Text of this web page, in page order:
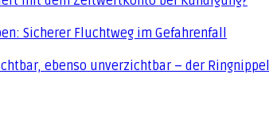
Sicherer Fluchtweg im Gefahrenfall
ebenso unverzichtbar – der Ringnippel